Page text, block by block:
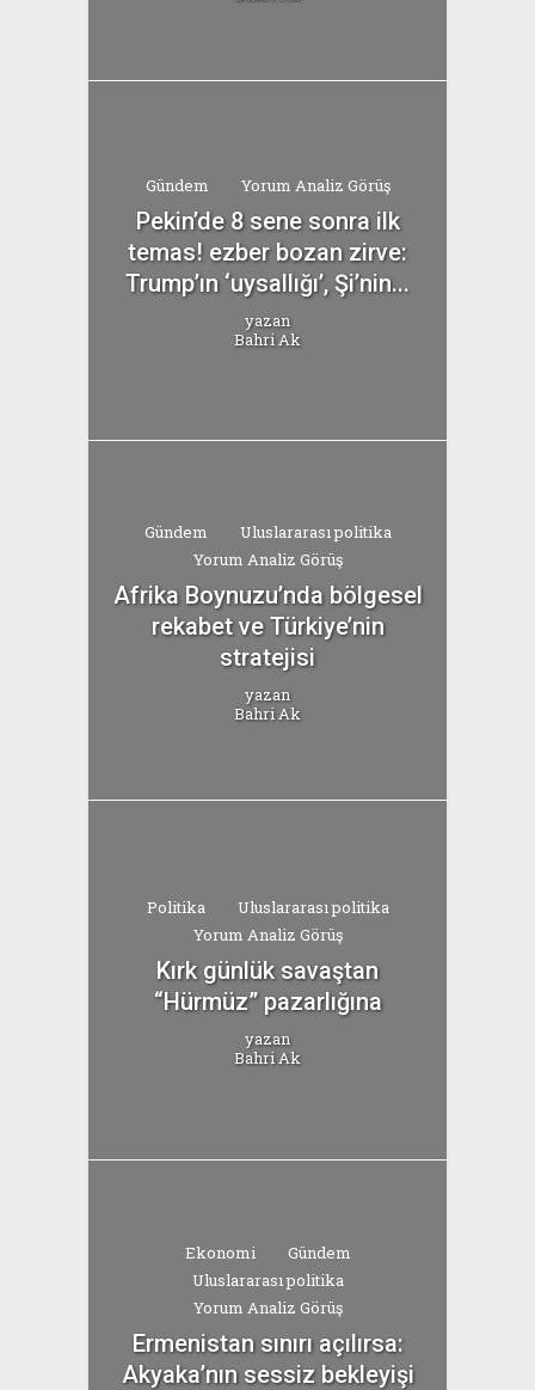
Gündem Yorum Analiz Görüş
Pekin’de 8 sene sonra ilk
temas! ezber bozan zirve:
Trump’ın ‘uysallığı’, Şi’nin...
yazan
Bahri Ak
Gündem
Uluslararası politika
Yorum Analiz Görüş
Afrika Boynuzu’nda bölgesel
rekabet ve Türkiye’nin
stratejisi
yazan
Bahri Ak
Politika
Uluslararası politika
Yorum Analiz Görüş
Kırk günlük savaştan
“Hürmüz” pazarlığına
yazan
Bahri Ak
Ekonomi
Gündem
Uluslararası politika
Yorum Analiz Görüş
Ermenistan sınırı açılırsa:
Akyaka’nın sessiz bekleyişi